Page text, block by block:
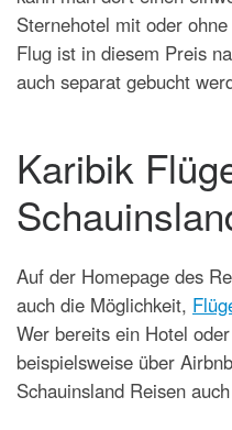
Sternehotel mit oder
Flug ist in diesem Preis
auch separat gebucht
Karibik
Auf der Homepage des
auch die Möglichkeit,
Wer bereits ein Hotel
beispielsweise über
Schauinsland Reisen